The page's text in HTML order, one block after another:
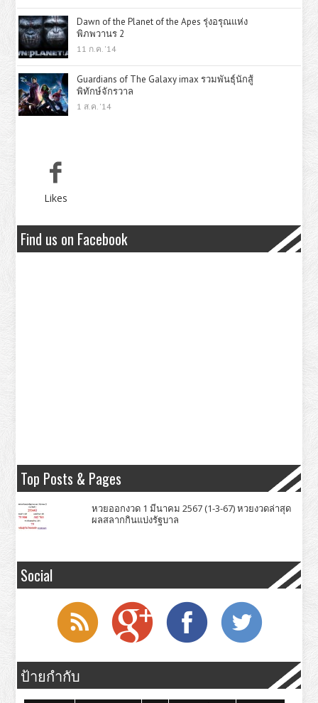
Dawn of the Planet of the Apes รุ่งอรุณแห่ง
พิภพวานร 2
11 ก.ค. '14
Guardians of The Galaxy imax รวมพันธุ์นักสู้
พิทักษ์จักรวาล
1 ส.ค. '14
Likes
Find us on Facebook
Top Posts & Pages
หวยออกงวด 1 มีนาคม 2567 (1-3-67) หวยงวดล่าสุด
ผลสลากกินแบ่งรัฐบาล
Social
ป้ายกำกับ